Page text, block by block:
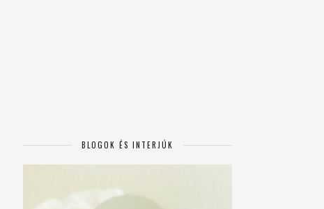
BLOGOK ÉS INTERJÚK